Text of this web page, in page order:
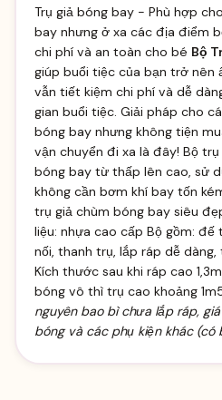
Trụ giả bóng bay - Phù hợp
bay nhưng ở xa các địa điểm
chi phí và an toàn cho bé Bộ
giúp buổi tiệc của bạn trở nên
vẫn tiết kiệm chi phí và dễ
gian buổi tiệc. Giải pháp cho
bóng bay nhưng không tiện
vận chuyển đi xa là đây! Bộ
bóng bay từ thấp lên cao, sử
không cần bơm khí bay tốn
trụ giả chùm bóng bay siêu
liệu: nhựa cao cấp Bộ gồm: đế
nối, thanh trụ, lắp ráp dễ
Kích thước sau khi ráp cao
bóng vô thì trụ cao khoảng
nguyên bao bì chưa lắp ráp,
bóng và các phụ kiện khác (có